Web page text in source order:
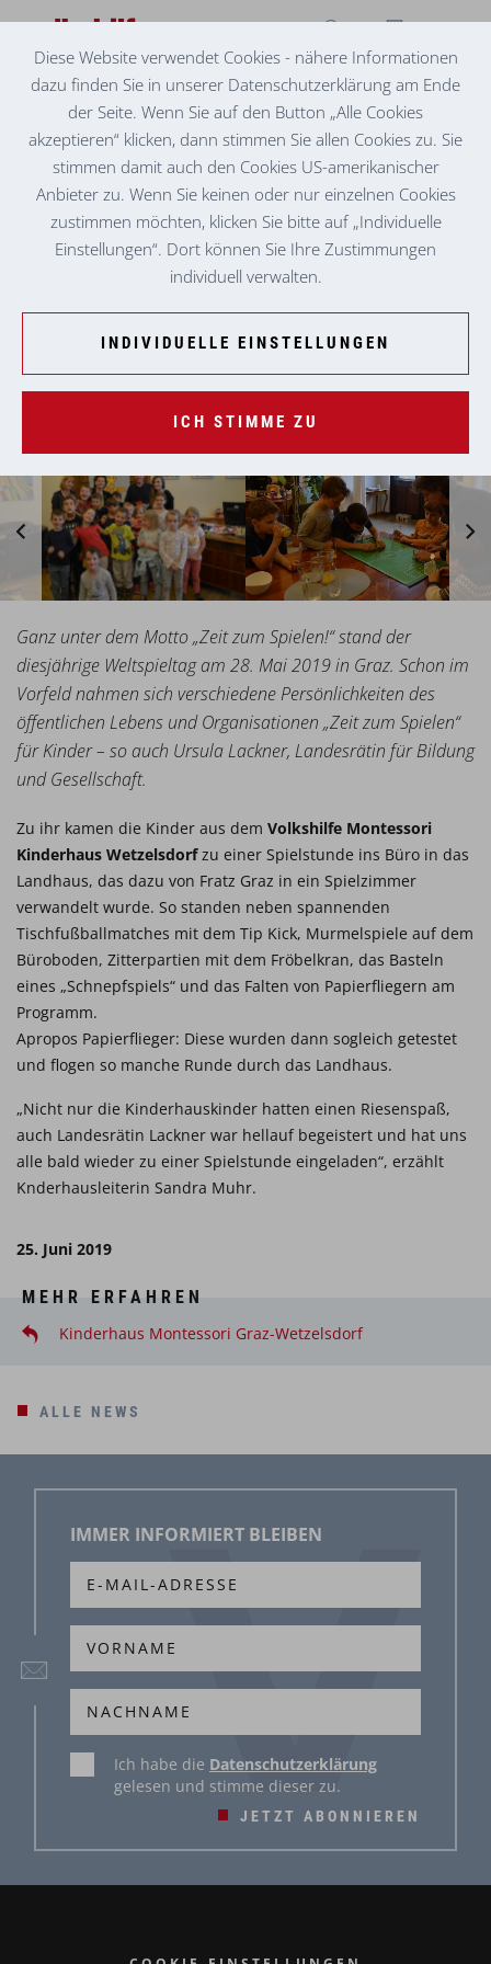
KINDERHAUS WETZELSDORF
WIR SPIELEN MIT!
Ganz unter dem Motto „Zeit zum Spielen!“ stand der
diesjährige Weltspieltag am 28. Mai 2019 in Graz. Schon im
Vorfeld nahmen sich verschiedene Persönlichkeiten des
öffentlichen Lebens und Organisationen „Zeit zum Spielen“
für Kinder – so auch Ursula Lackner, Landesrätin für Bildung
und Gesellschaft.
Zu ihr kamen die Kinder aus dem Volkshilfe Montessori
Kinderhaus Wetzelsdorfzu einer Spielstunde ins Büro in das
Landhaus, das dazu von Fratz Graz in ein Spielzimmer
verwandelt wurde. So standen neben spannenden
Tischfußballmatches mit dem Tip Kick, Murmelspiele auf dem
Büroboden, Zitterpartien mit dem Fröbelkran, das Basteln
eines „Schnepfspiels“ und das Falten von Papierfliegern am
Programm.
Apropos Papierflieger: Diese wurden dann sogleich getestet
und flogen so manche Runde durch das Landhaus.
„Nicht nur die Kinderhauskinder hatten einen Riesenspaß,
auch Landesrätin Lackner war hellauf begeistert und hat uns
alle bald wieder zu einer Spielstunde eingeladen“, erzählt
Knderhausleiterin Sandra Muhr.
25. Juni 2019
MEHR ERFAHREN
Kinderhaus Montessori Graz-Wetzelsdorf
ALLE NEWS
IMMER INFORMIERT BLEIBEN
JETZT ABONNIEREN
Ich habe die Datenschutzerklärung
gelesen und stimme dieser zu.
Diese Website verwendet Cookies - nähere Informationen
dazu finden Sie in unserer Datenschutzerklärung am Ende
der Seite. Wenn Sie auf den Button „Alle Cookies
akzeptieren“ klicken, dann stimmen Sie allen Cookies zu. Sie
stimmen damit auch den Cookies US-amerikanischer
Anbieter zu. Wenn Sie keinen oder nur einzelnen Cookies
zustimmen möchten, klicken Sie bitte auf „Individuelle
Einstellungen“. Dort können Sie Ihre Zustimmungen
individuell verwalten.
INDIVIDUELLE EINSTELLUNGEN
ICH STIMME ZU